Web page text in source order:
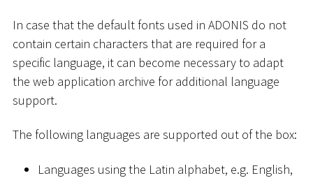
In case that the default fonts used in ADONIS do not
contain certain characters that are required for a
specific language, it can become necessary to adapt
the web application archive for additional language
support.
The following languages are supported out of the box:
Languages using the Latin alphabet, e.g. English,